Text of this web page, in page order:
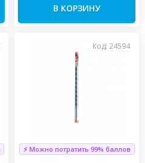
В КОРЗИНУ
Код: 24594
⚡ Можно потратить 99% баллов